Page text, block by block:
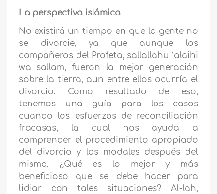
La perspectiva islámica
No existirá un tiempo en que la gente no
se divorcie, ya que aunque los
compañeros del Profeta, sallallahu ‘alaihi
wa sallam, fueron la mejor generación
sobre la tierra, aun entre ellos ocurría el
divorcio. Como resultado de eso,
tenemos una guía para los casos
cuando los esfuerzos de reconciliación
fracasas, la cual nos ayuda a
comprender el procedimiento apropiado
del divorcio y los modales después del
mismo. ¿Qué es lo mejor y más
beneficioso que se debe hacer para
lidiar con tales situaciones? Al-lah,